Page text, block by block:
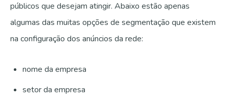
públicos que desejam atingir. Abaixo estão apenas
algumas das muitas opções de segmentação que existem
na configuração dos anúncios da rede:
nome da empresa
setor da empresa